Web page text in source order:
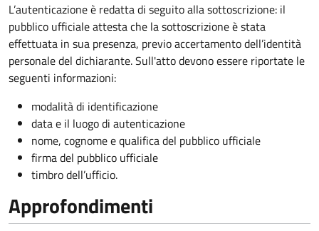
L’autenticazione è redatta di seguito alla sottoscrizione: il
pubblico ufficiale attesta che la sottoscrizione è stata
effettuata in sua presenza, previo accertamento dell’identità
personale del dichiarante. Sull'atto devono essere riportate le
seguenti informazioni:
modalità di identificazione
data e il luogo di autenticazione
nome, cognome e qualifica del pubblico ufficiale
firma del pubblico ufficiale
timbro dell’ufficio.
Approfondimenti